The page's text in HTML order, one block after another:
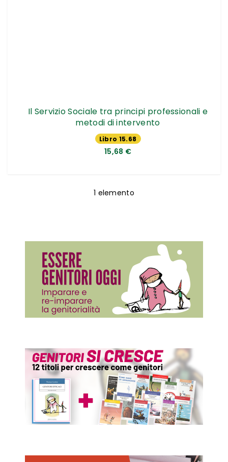
Il Servizio Sociale tra principi professionali e
metodi di intervento
Libro 15.68
€
15,68 €
1 elemento